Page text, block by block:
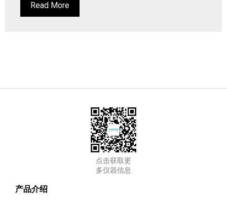
Read More
点击获取更
多仪器信息
产品介绍